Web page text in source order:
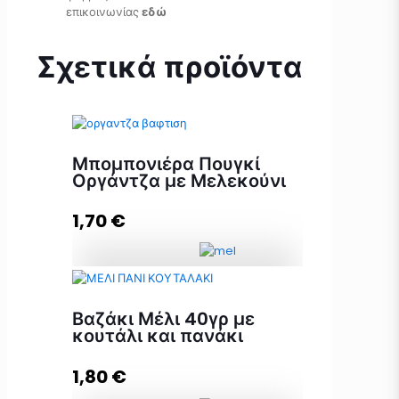
επικοινωνίαςεδώ
Σχετικά προϊόντα
Μπομπονιέρα Πουγκί
Οργάντζα με Μελεκούνι
1,70€
Μελεκούνι ποσότητα
Προσθήκη στο καλάθι
Βαζάκι Μέλι 40γρ με
κουτάλι και πανάκι
1,80€